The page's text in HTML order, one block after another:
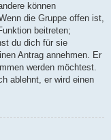
können
die Gruppe offen ist,
beitreten;
du dich für sie
Antrag annehmen. Er
werden möchtest.
ablehnt, er wird einen